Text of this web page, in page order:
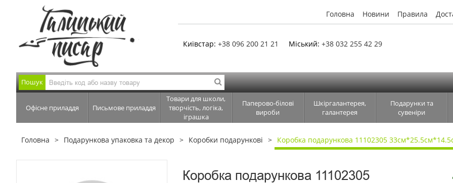
Головна Новини Правила
Київстар: +38 096 200 21 21 Міський: +38 032 255 42 29
Пошук
Офісне приладдя Письмове приладдя
Товари для школи,
творчість, логіка,
іграшка
Паперово-білові
вироби
Шкіргалантерея,
галантерея
Подарунки та
сувеніри
Головна Подарункова упаковка та декор Коробки подарункові Коробка подарункова 11102305
Коробка подарункова 11102305